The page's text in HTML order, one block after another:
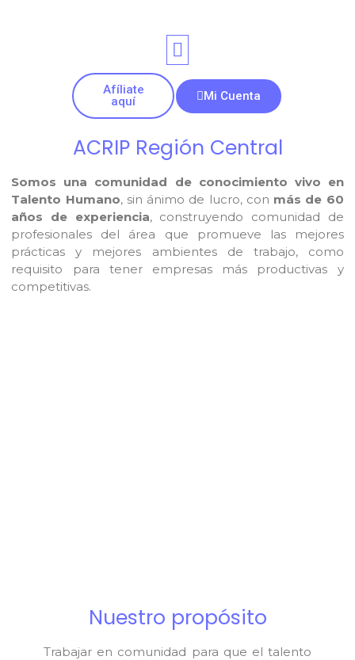
Afíliate
aquí
Mi Cuenta
ACRIP Región Central
Somos una comunidad de conocimiento vivo en
Talento Humano, sin ánimo de lucro, con más de 60
años de experiencia, construyendo comunidad de
profesionales del área que promueve las mejores
prácticas y mejores ambientes de trabajo, como
requisito para tener empresas más productivas y
competitivas.
Nuestro propósito
Trabajar en comunidad para que el talento